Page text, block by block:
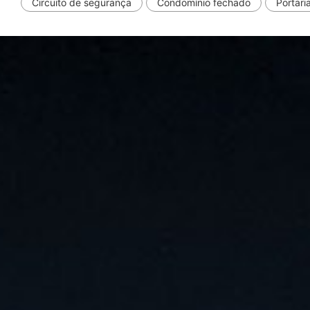
Circuito de segurança Condomínio fechado